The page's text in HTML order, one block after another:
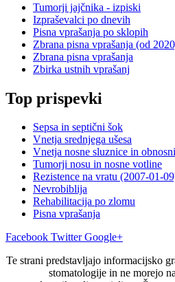
Tumorji jajčnika - izpiski
Izpraševalci po dnevih
Pisna vprašanja po sklopih
Zbrana pisna vprašanja (od
Zbrana pisna vprašanja
Zbirka ustnih vprašanj
Top prispevki
Sepsa in septični šok
Vnetja srednjega ušesa
Vnetja nosne sluznice in
Tumorji nosu in nosne votline
Rezistence na vratu (2007-01-
Nevrobiblija
Rehabilitacija po zlomu
Pisna vprašanja
Facebook Twitter Google+
Te strani predstavljajo informacijsko
stomatologije in ne morejo